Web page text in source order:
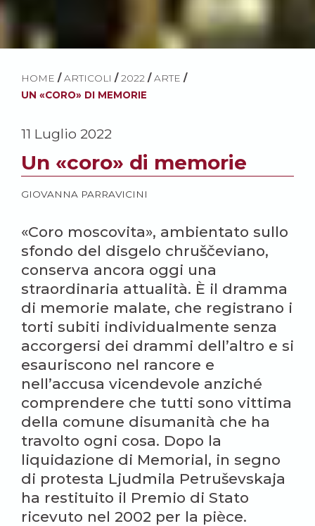
HOME / ARTICOLI / 2022 / ARTE /
UN «CORO» DI MEMORIE
11 Luglio 2022
Un «coro» di memorie
GIOVANNA PARRAVICINI
«Coro moscovita», ambientato sullo
sfondo del disgelo chruščeviano,
conserva ancora oggi una
straordinaria attualità. È il dramma
di memorie malate, che registrano i
torti subiti individualmente senza
accorgersi dei drammi dell’altro e si
esauriscono nel rancore e
nell’accusa vicendevole anziché
comprendere che tutti sono vittima
della comune disumanità che ha
travolto ogni cosa. Dopo la
liquidazione di Memorial, in segno
di protesta Ljudmila Petruševskaja
ha restituito il Premio di Stato
ricevuto nel 2002 per la pièce.